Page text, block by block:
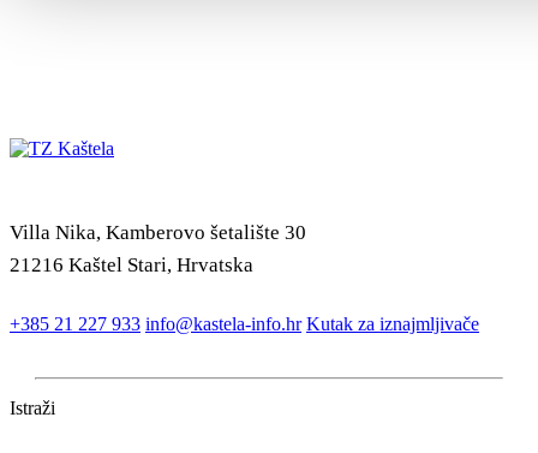
Villa Nika, Kamberovo šetalište 30
21216 Kaštel Stari, Hrvatska
+385 21 227 933 info@kastela-info.hr Kutak za iznajmljivače
Istraži